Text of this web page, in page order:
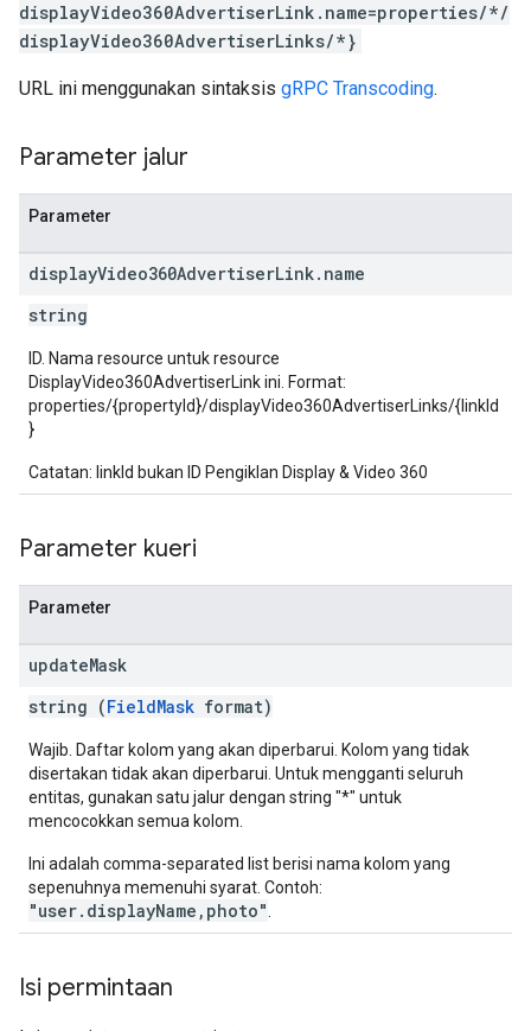
displayVideo360AdvertiserLink.name=properties/*/
displayVideo360AdvertiserLinks/*}
URL ini menggunakan sintaksis gRPC Transcoding.
Parameter jalur
Parameter
displayVideo360AdvertiserLink. name
string
ID. Nama resource untuk resource
DisplayVideo360AdvertiserLink ini. Format:
properties/{propertyId}/displayVideo360AdvertiserLinks/{linkId
}
Catatan: linkId bukan ID Pengiklan Display & Video 360
Parameter kueri
Parameter
updateMask
string (FieldMask format)
Wajib. Daftar kolom yang akan diperbarui. Kolom yang tidak
disertakan tidak akan diperbarui. Untuk mengganti seluruh
entitas, gunakan satu jalur dengan string "*" untuk
mencocokkan semua kolom.
Ini adalah comma-separated list berisi nama kolom yang
sepenuhnya memenuhi syarat. Contoh:
"user.displayName,photo"
Isi permintaan